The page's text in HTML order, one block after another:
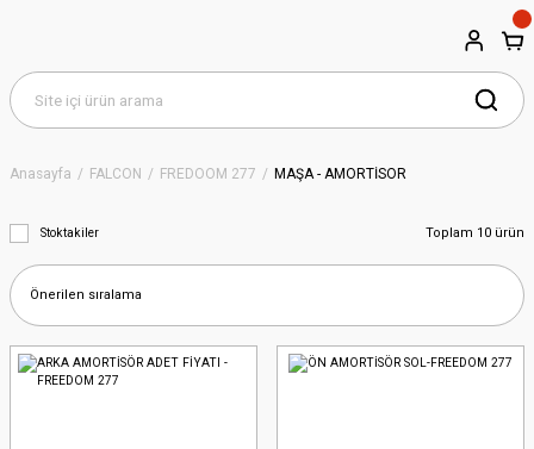
Anasayfa FALCON FREDOOM 277 MAŞA - AMORTİSÖR
Stoktakiler Toplam 10 ürün